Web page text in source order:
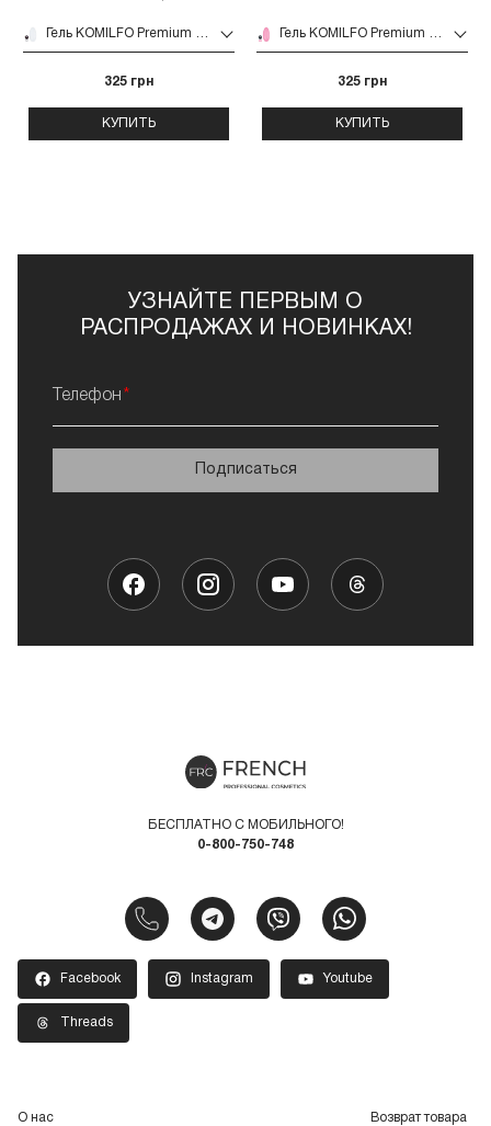
Гель KOMILFO Premium 15 г (Milky White Intense)
325 грн
КУПИТЬ
Гель KOMILFO Premium 15 г (Pink)
325 грн
КУПИТЬ
УЗНАЙТЕ ПЕРВЫМ О
РАСПРОДАЖАХ И НОВИНКАХ!
Телефон
Подписаться
БЕСПЛАТНО С МОБИЛЬНОГО!
0-800-750-748
Facebook Instagram Youtube
Threads
О нас Возврат товара